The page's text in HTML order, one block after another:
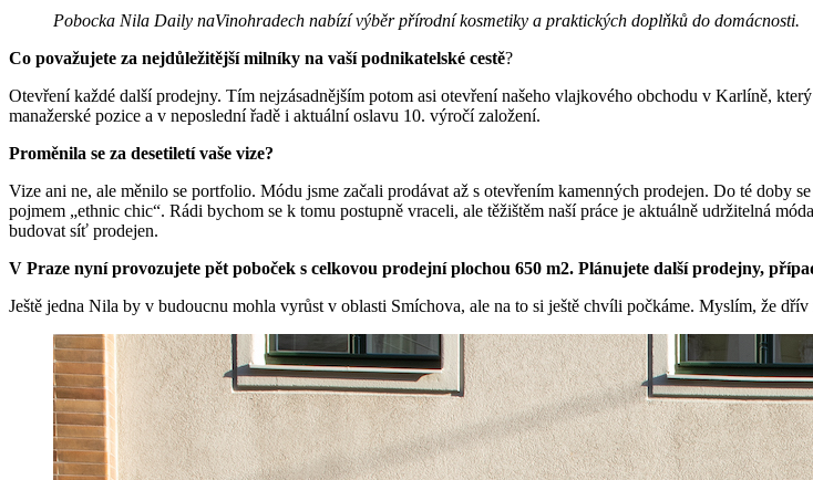
Pobocka Nila Daily naVinohradech nabízí výběr přírodní kosmetiky a praktických doplňků do domácnosti.
Co považujete za nejdůležitější milníky na vaší podnikatelské cestě?
Otevření každé další prodejny. Tím nejzásadnějším potom asi otevření našeho vlajkového obchodu v Karlíně,
manažerské pozice a v neposlední řadě i aktuální oslavu 10. výročí založení.
Proměnila se za desetiletí vaše vize?
Vize ani ne, ale měnilo se portfolio. Módu jsme začali prodávat až s otevřením kamenných prodejen. Do té doby
pojmem „ethnic chic“. Rádi bychom se k tomu postupně vraceli, ale těžištěm naší práce je aktuálně udržitelná
budovat síť prodejen.
V Praze nyní provozujete pět poboček s celkovou prodejní plochou 650 m2. Plánujete další prodejny,
Ještě jedna Nila by v budoucnu mohla vyrůst v oblasti Smíchova, ale na to si ještě chvíli počkáme. Myslím, že